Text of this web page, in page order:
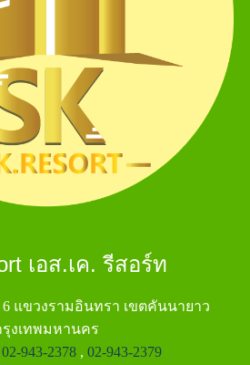
เอส.เค. รีสอร์ท
แขวงรามอินทรา เขตคันนายาว
รุงเทพมหานคร
02-943-2378 , 02-943-2379